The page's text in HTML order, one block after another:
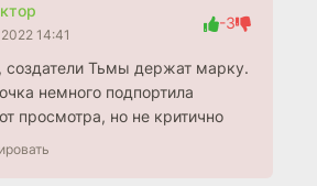
14:41
-3
создатели Тьмы держат марку.
немного подпортила
просмотра, но не критично